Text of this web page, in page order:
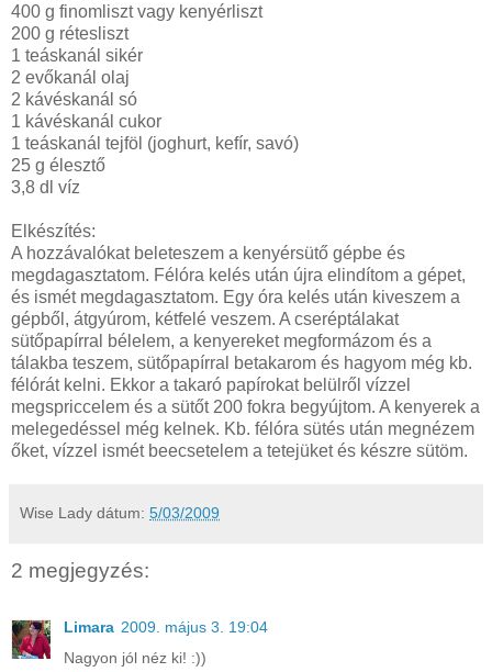
400 g finomliszt vagy kenyérliszt
200 g rétesliszt
1 teáskanál sikér
2 evőkanál olaj
2 kávéskanál só
1 kávéskanál cukor
1 teáskanál tejföl (joghurt, kefír, savó)
25 g élesztő
3,8 dl víz
Elkészítés:
A hozzávalókat beleteszem a kenyérsütő gépbe és
megdagasztatom. Félóra kelés után újra elindítom a gépet,
és ismét megdagasztatom. Egy óra kelés után kiveszem a
gépből, átgyúrom, kétfelé veszem. A cseréptálakat
sütőpapírral bélelem, a kenyereket megformázom és a
tálakba teszem, sütőpapírral betakarom és hagyom még kb.
félórát kelni. Ekkor a takaró papírokat belülről vízzel
megspriccelem és a sütőt 200 fokra begyújtom. A kenyerek a
melegedéssel még kelnek. Kb. félóra sütés után megnézem
őket, vízzel ismét beecsetelem a tetejüket és készre sütöm.
Wise Lady dátum: 5/03/2009
2 megjegyzés:
Limara 2009. május 3. 19:04
Nagyon jól néz ki! :))